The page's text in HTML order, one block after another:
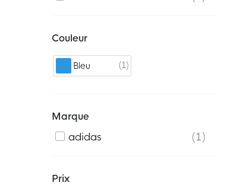
Couleur
Bleu 1
Marque
adidas
1
Prix